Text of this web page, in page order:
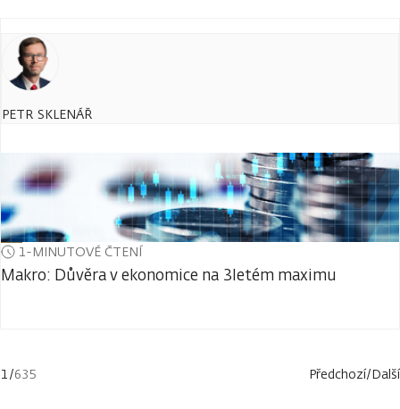
PETR SKLENÁŘ
1-MINUTOVÉ ČTENÍ
Makro: Důvěra v ekonomice na 3letém maximu
1/635 Předchozí/Další